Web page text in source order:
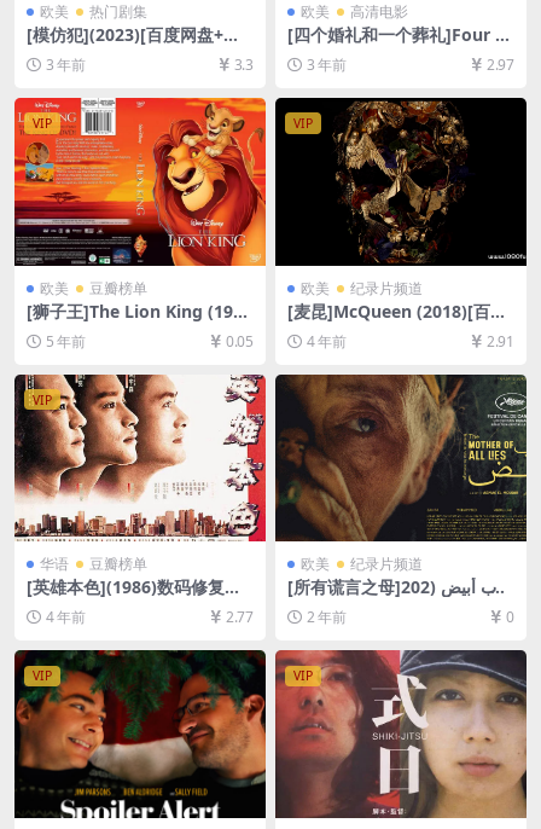
欧美 热门剧集
[模仿犯](2023)[百度网盘+迅
雷云盘资源1080P超清未删减]
[MP4/14.8GB][中文字幕]
3 年前 3.3
欧美 高清电影
[四个婚礼和一个葬礼]Four W
eddings and a Funeral (199
4)[百度网盘+夸克网盘1080P
超清未删减资源][网盘在线播
放/下载][MP4/8.4GB][中英字
幕]
3 年前 2.97
VIP
欧美 豆瓣榜单
[狮子王]The Lion King (199
4)[百度网盘+迅雷云盘资源10
80P超清未删减][MP4/5.7GB]
5 年前 0.05
VIP
欧美 纪录片频道
[麦昆]McQueen (2018)[百度
网盘+迅雷云盘资源1080P超
清未删减][MP4/7.6GB][中英
4 年前 2.91
VIP
华语 豆瓣榜单
[英雄本色](1986)数码修复版
[百度网盘+迅雷云盘资源1080
P超清未删减][MP4/6.2GB][粤
语中字]
4 年前 2.77
欧美 纪录片频道
[所有谎言之母]كذب أبيض (202
3)[百度网盘+夸克网盘1080P
超清未删减资源][网盘在线播
放/下载][MP4/3.7GB][中英字
幕]
2 年前 0
VIP VIP